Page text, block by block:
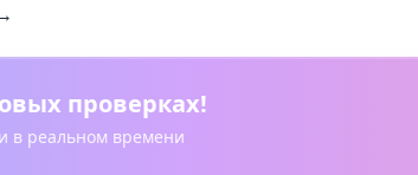
проверках!
в реальном времени